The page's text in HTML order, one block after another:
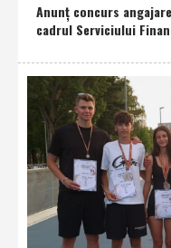
Anunţ concurs
cadrul Serviciului